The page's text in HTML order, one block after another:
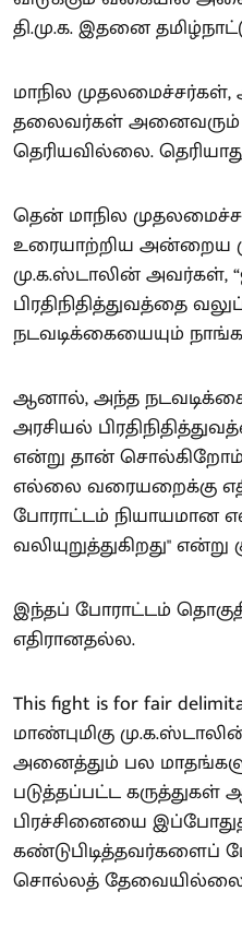
தி.மு.க. இதனை
மாநில முதலமைச்சர்கள்,
தலைவர்கள் அனைவரும்
தெரியவில்லை.
தென் மாநில
உரையாற்றிய அன்றைய
மு.க.ஸ்டாலின் அவர்கள்,
பிரதிநிதித்துவத்தை
நடவடிக்கையையும்
ஆனால், அந்த
அரசியல்
என்று தான்
எல்லை வரையறைக்கு
போராட்டம்
வலியுறுத்துகிறது" என்று
இந்தப் போராட்டம்
எதிரானதல்ல.
This fight is for fair
மாண்புமிகு
அனைத்தும் பல
படுத்தப்பட்ட
பிரச்சினையை
கண்டுபிடித்தவர்களைப்
சொல்லத்